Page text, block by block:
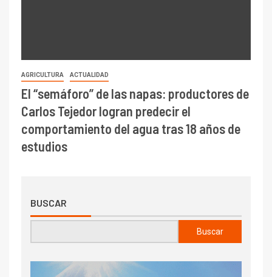
AGRICULTURA ACTUALIDAD
El “semáforo” de las napas: productores de
Carlos Tejedor logran predecir el
comportamiento del agua tras 18 años de
estudios
BUSCAR
Buscar